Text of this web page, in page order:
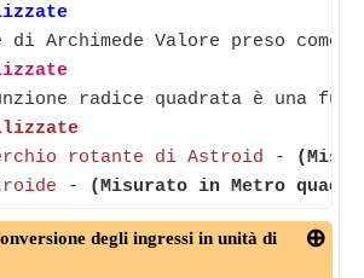
Archimede Valore preso come
radice quadrata è una
rotante di Astroid -
- (Misurato in Metro
degli ingressi in unità di